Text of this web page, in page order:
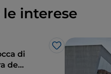
interese
Me gusta
di
de